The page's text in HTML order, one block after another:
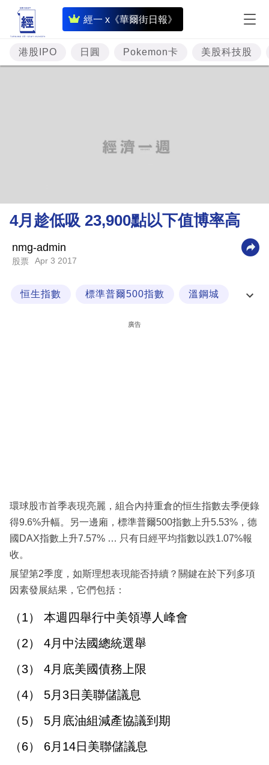
經一 x《華爾街日報》
即
時
財
經
理
財
業
閱
專
區
港股IPO 日圓 Pokemon卡 美股科技股
4月趁低吸 23,900點以下值博率高
nmg-admin
股票 Apr 3 2017
恒生指數 標準普爾500指數 溫鋼城
廣告
環球股市首季表現亮麗，組合內持重倉的恒生指數去季便錄
得9.6%升幅。另一邊廂，標準普爾500指數上升5.53%，德
國DAX指數上升7.57% … 只有日經平均指數以跌1.07%報
收。
展望第2季度，如斯理想表現能否持續？關鍵在於下列多項
因素發展結果，它們包括：
（1） 本週四舉行中美領導人峰會
（2） 4月中法國總統選舉
（3） 4月底美國債務上限
（4） 5月3日美聯儲議息
（5） 5月底油組減產協議到期
（6） 6月14日美聯儲議息